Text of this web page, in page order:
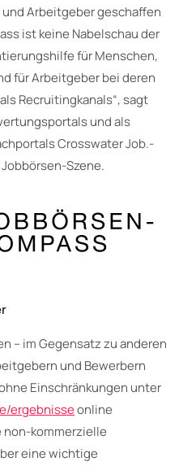
Arbeitgeber geschaffen
ist keine Nabelschau der
für Menschen,
für Arbeitgeber bei deren
Recruitingkanals“, sagt
und als
Crosswater Job.-
Szene.
– im Gegensatz zu anderen
und Bewerbern
Einschränkungen unter
ergebnisseonline
non-kommerzielle
eine wichtige